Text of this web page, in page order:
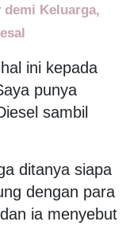
demi Keluarga,
ini kepada
punya
sambil
ditanya siapa
dengan para
ia menyebut